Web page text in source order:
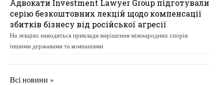
Адвокати Investment Lawyer Group підготували
серію безкоштовних лекцій щодо компенсації
збитків бізнесу від російської агресії
На лекціях наводяться приклади вирішення міжнародних спорів
іншими державами та компаніями
Всі новини »